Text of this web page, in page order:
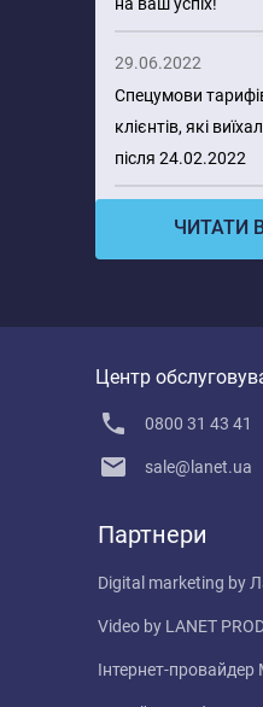
29.06.2022
Спецумови
клієнтів, які
після 24.02.2022
ЧИТАТИ
Центр
0800 31 43 41
sale@lanet.ua
Партнери
Digital marketing by
Video by LANET
Інтернет-провайдер